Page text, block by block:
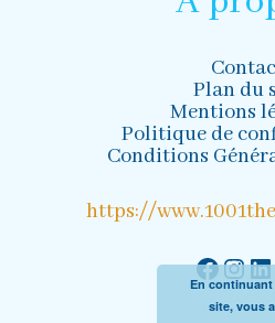
Plan du
Mentions
Politique de
Conditions
https://
En
site, vous